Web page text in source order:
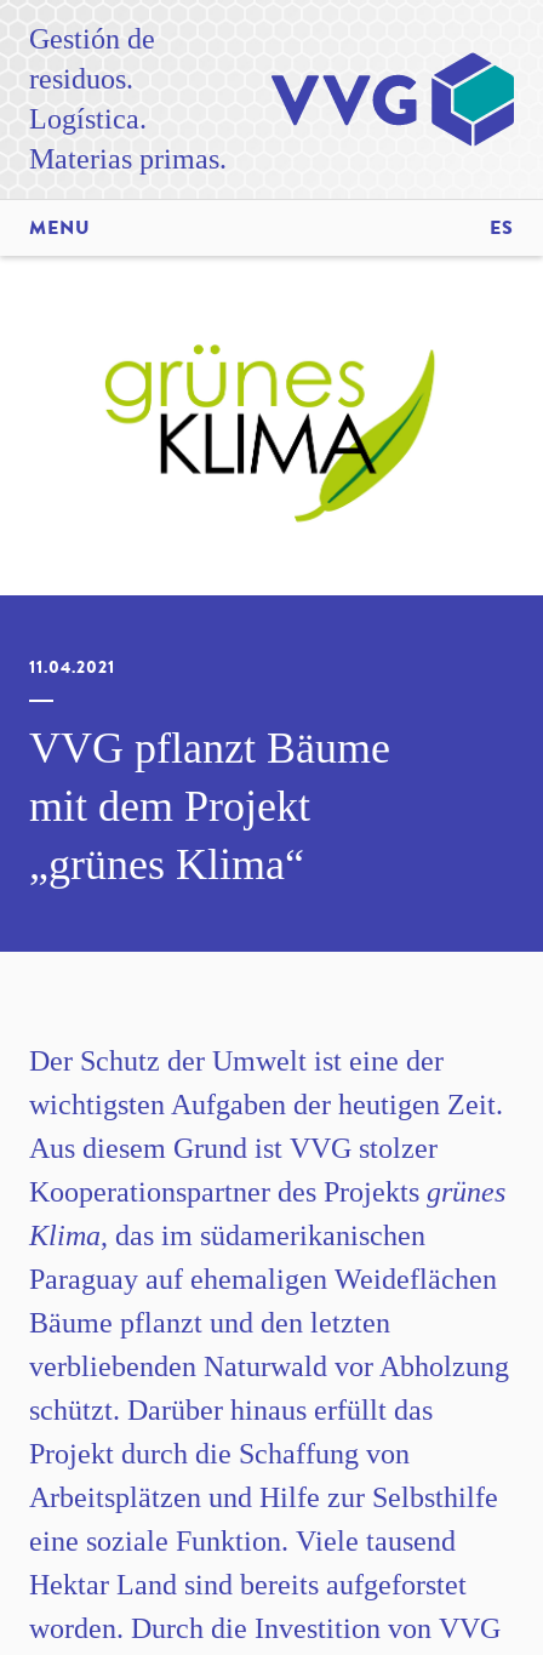
Gestión de
residuos.
Logística.
Materias primas.
MENU ES
11.04.2021
VVG pflanzt Bäume
mit dem Projekt
„grünes Klima“
Der Schutz der Umwelt ist eine der
wichtigsten Aufgaben der heutigen Zeit.
Aus diesem Grund ist VVG stolzer
Kooperationspartner des Projekts grünes
Klima, das im südamerikanischen
Paraguay auf ehemaligen Weideflächen
Bäume pflanzt und den letzten
verbliebenden Naturwald vor Abholzung
schützt. Darüber hinaus erfüllt das
Projekt durch die Schaffung von
Arbeitsplätzen und Hilfe zur Selbsthilfe
eine soziale Funktion. Viele tausend
Hektar Land sind bereits aufgeforstet
worden. Durch die Investition von VVG